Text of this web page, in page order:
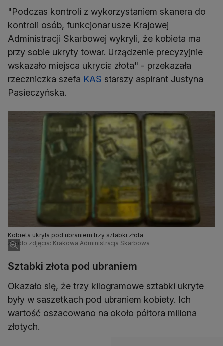
"Podczas kontroli z wykorzystaniem skanera do
kontroli osób, funkcjonariusze Krajowej
Administracji Skarbowej wykryli, że kobieta ma
przy sobie ukryty towar. Urządzenie precyzyjnie
wskazało miejsca ukrycia złota" - przekazała
rzeczniczka szefa KAS starszy aspirant Justyna
Pasieczyńska.
Kobieta ukryła pod ubraniem trzy sztabki złota
Źródło zdjęcia: Krakowa Administracja Skarbowa
Sztabki złota pod ubraniem
Okazało się, że trzy kilogramowe sztabki ukryte
były w saszetkach pod ubraniem kobiety. Ich
wartość oszacowano na około półtora miliona
złotych.